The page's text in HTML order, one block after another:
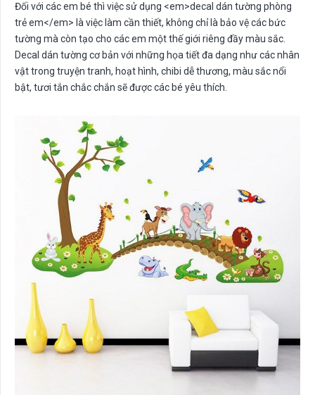
Đối với các em bé thì việc sử dụng <em>decal dán tường phòng
trẻ em</em> là việc làm cần thiết, không chỉ là bảo vệ các bức
tường mà còn tạo cho các em một thế giới riêng đầy màu sắc.
Decal dán tường cơ bản với những họa tiết đa dạng như các nhân
vật trong truyện tranh, hoạt hình, chibi dễ thương, màu sắc nổi
bật, tươi tắn chắc chắn sẽ được các bé yêu thích.